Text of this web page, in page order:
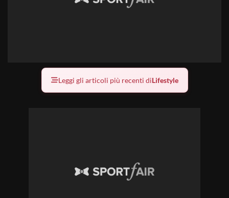
Leggi gli articoli più recenti diLifestyle